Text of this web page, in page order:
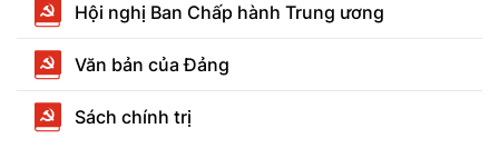
Hội nghị Ban Chấp hành Trung ương
Văn bản của Đảng
Sách chính trị